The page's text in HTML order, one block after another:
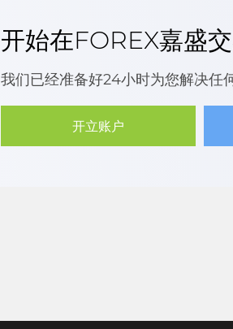
开始在FOREX嘉盛
我们已经准备好24小时为您解决任
开立账户